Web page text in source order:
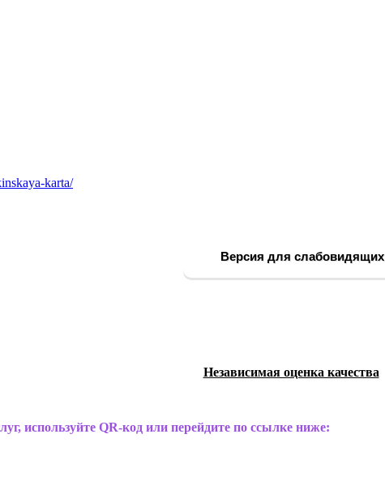
karta/
Версия для слабовидящих
Независимая оценка качества
используйте QR-код или перейдите по ссылке ниже: